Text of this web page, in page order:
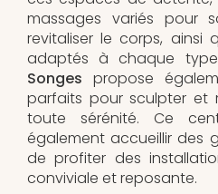
massages variés pour
revitaliser le corps, ainsi
adaptés à chaque
Songes propose
parfaits pour sculpter et
toute sérénité. Ce
également accueillir des
de profiter des
conviviale et reposante.